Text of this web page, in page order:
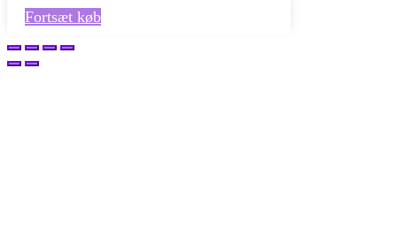
Fortsæt køb